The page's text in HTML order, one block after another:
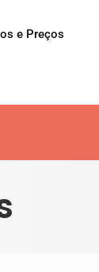
e Preços